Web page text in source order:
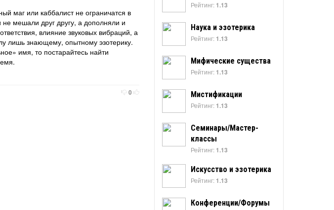
маг или каббалист не ограничатся в
мешали друг другу, а дополняли и
влияние звуковых вибраций, а
лишь знающему, опытному эзотерику.
имя, то постарайтесь найти
0
Рейтинг: 1.13
Наука и эзотерика
Рейтинг: 1.13
Мифические существа
Рейтинг: 1.13
Мистификации
Рейтинг: 1.13
Семинары/Мастер-
классы
Рейтинг: 1.13
Искусство и эзотерика
Рейтинг: 1.13
Конференции/Форумы